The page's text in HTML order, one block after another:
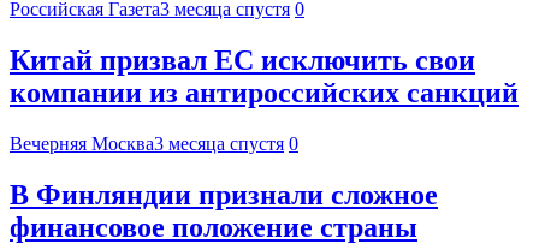
Российская Газета3 месяца спустя 0
Китай призвал ЕС исключить свои
компании из антироссийских санкций
Вечерняя Москва3 месяца спустя 0
В Финляндии признали сложное
финансовое положение страны